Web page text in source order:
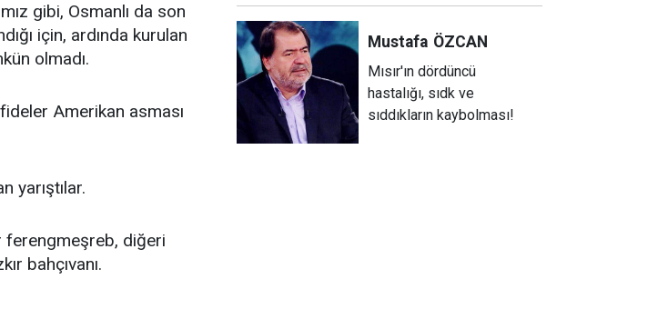
gibi, Osmanlı da son
için, ardında kurulan
olmadı.
Amerikan asması
yarıştılar.
ferengmeşreb, diğeri
bahçıvanı.
Mustafa ÖZCAN
Mısır'ın dördüncü
hastalığı, sıdk ve
sıddıkların kaybolması!